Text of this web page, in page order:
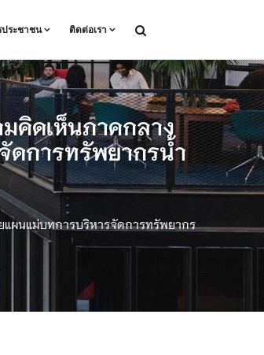
ประชาชน ติดต่อเรา
คิดเห็นภาคกลาง
ดการทรัพยากรน้ำ
แผนแม่บทการบริหารจัดการทรัพยากร